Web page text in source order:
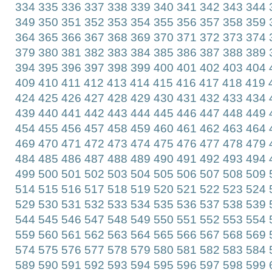
334 335 336 337 338 339 340 341 342 343 344
349 350 351 352 353 354 355 356 357 358 359
364 365 366 367 368 369 370 371 372 373 374
379 380 381 382 383 384 385 386 387 388 389
394 395 396 397 398 399 400 401 402 403 404
409 410 411 412 413 414 415 416 417 418 419
424 425 426 427 428 429 430 431 432 433 434
439 440 441 442 443 444 445 446 447 448 449
454 455 456 457 458 459 460 461 462 463 464
469 470 471 472 473 474 475 476 477 478 479
484 485 486 487 488 489 490 491 492 493 494
499 500 501 502 503 504 505 506 507 508 509
514 515 516 517 518 519 520 521 522 523 524
529 530 531 532 533 534 535 536 537 538 539
544 545 546 547 548 549 550 551 552 553 554
559 560 561 562 563 564 565 566 567 568 569
574 575 576 577 578 579 580 581 582 583 584
589 590 591 592 593 594 595 596 597 598 599